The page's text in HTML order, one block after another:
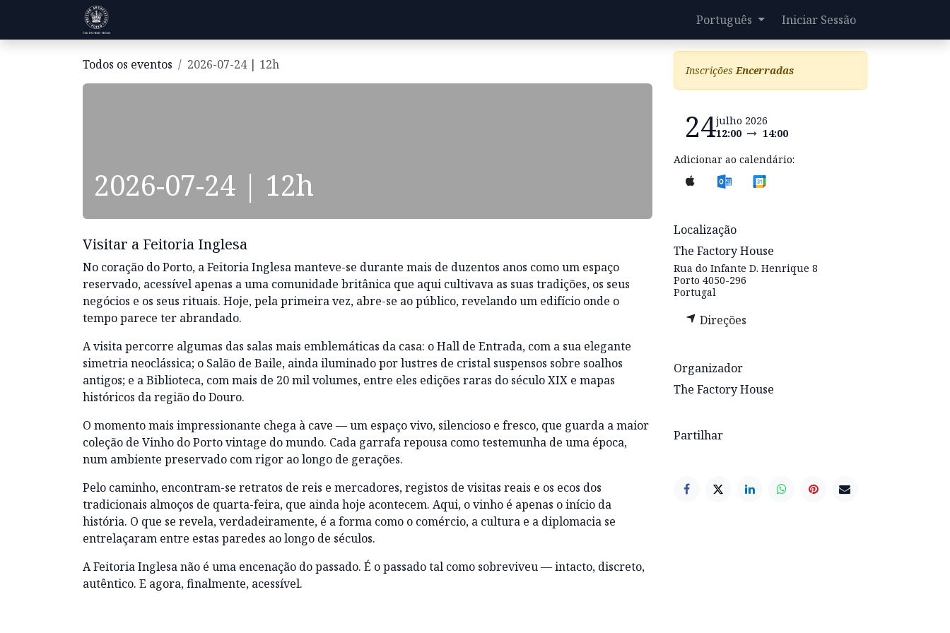
Pular para o conteúdo
Português Iniciar Sessão
Todos os eventos 2026-07-24 | 12h
2026-07-24 | 12h
Visitar a Feitoria Inglesa
No coração do Porto, a Feitoria Inglesa manteve-se durante mais de duzentos anos como um espaço
reservado, acessível apenas a uma comunidade britânica que aqui cultivava as suas tradições, os seus
negócios e os seus rituais. Hoje, pela primeira vez, abre-se ao público, revelando um edifício onde o
tempo parece ter abrandado.
A visita percorre algumas das salas mais emblemáticas da casa: o Hall de Entrada, com a sua elegante
simetria neoclássica; o Salão de Baile, ainda iluminado por lustres de cristal suspensos sobre soalhos
antigos; e a Biblioteca, com mais de 20 mil volumes, entre eles edições raras do século XIX e mapas
históricos da região do Douro.
O momento mais impressionante chega à cave — um espaço vivo, silencioso e fresco, que guarda a maior
coleção de Vinho do Porto vintage do mundo. Cada garrafa repousa como testemunha de uma época,
num ambiente preservado com rigor ao longo de gerações.
Pelo caminho, encontram-se retratos de reis e mercadores, registos de visitas reais e os ecos dos
tradicionais almoços de quarta-feira, que ainda hoje acontecem. Aqui, o vinho é apenas o início da
história. O que se revela, verdadeiramente, é a forma como o comércio, a cultura e a diplomacia se
entrelaçaram entre estas paredes ao longo de séculos.
A Feitoria Inglesa não é uma encenação do passado. É o passado tal como sobreviveu — intacto, discreto,
autêntico. E agora, finalmente, acessível.
InscriçõesEncerradas
24julho 2026
12:00
14:00
Adicionar ao calendário:
Localização
The Factory House
Rua do Infante D. Henrique 8
Porto 4050-296
Portugal
Direções
Organizador
The Factory House
Partilhar